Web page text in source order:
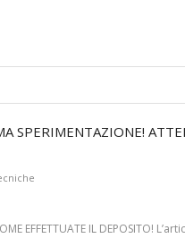
SPERIMENTAZIONE!
EFFETTUATE IL DEPOSITO!